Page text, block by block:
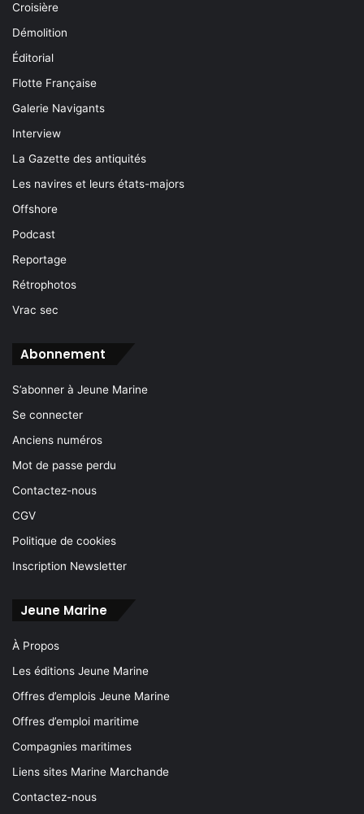
Croisière
Démolition
Éditorial
Flotte Française
Galerie Navigants
Interview
La Gazette des antiquités
Les navires et leurs états-majors
Offshore
Podcast
Reportage
Rétrophotos
Vrac sec
Abonnement
S’abonner à Jeune Marine
Se connecter
Anciens numéros
Mot de passe perdu
Contactez-nous
CGV
Politique de cookies
Inscription Newsletter
Jeune Marine
À Propos
Les éditions Jeune Marine
Offres d’emplois Jeune Marine
Offres d’emploi maritime
Compagnies maritimes
Liens sites Marine Marchande
Contactez-nous